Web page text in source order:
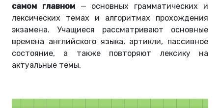
самом главном
— основных грамматических и
лексических темах и алгоритмах прохождения
экзамена. Учащиеся рассматривают основные
времена английского языка, артикли, пассивное
состояние, а также повторяют лексику на
актуальные темы.